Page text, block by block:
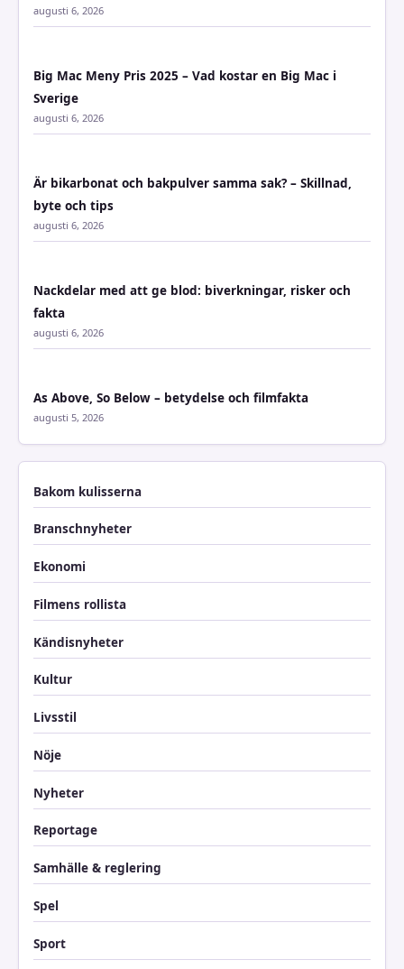
augusti 6, 2026
Big Mac Meny Pris 2025 – Vad kostar en Big Mac i
Sverige
augusti 6, 2026
Är bikarbonat och bakpulver samma sak? – Skillnad,
byte och tips
augusti 6, 2026
Nackdelar med att ge blod: biverkningar, risker och
fakta
augusti 6, 2026
As Above, So Below – betydelse och filmfakta
augusti 5, 2026
Bakom kulisserna
Branschnyheter
Ekonomi
Filmens rollista
Kändisnyheter
Kultur
Livsstil
Nöje
Nyheter
Reportage
Samhälle & reglering
Spel
Sport